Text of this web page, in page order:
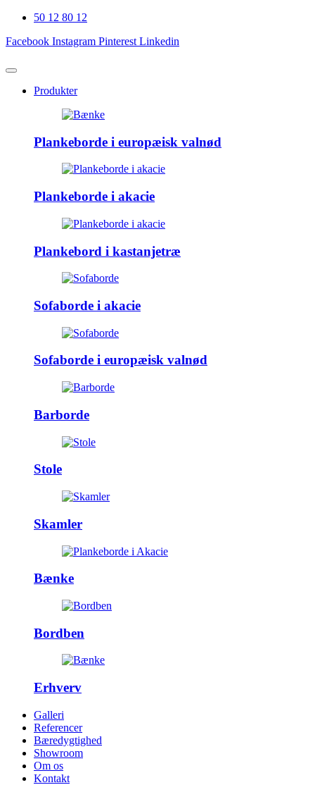
50 12 80 12
Facebook Instagram Pinterest Linkedin
Produkter
Plankeborde i europæisk valnød
Plankeborde i akacie
Plankebord i kastanjetræ
Sofaborde i akacie
Sofaborde i europæisk valnød
Barborde
Stole
Skamler
Bænke
Bordben
Erhverv
Galleri
Referencer
Bæredygtighed
Showroom
Om os
Kontakt